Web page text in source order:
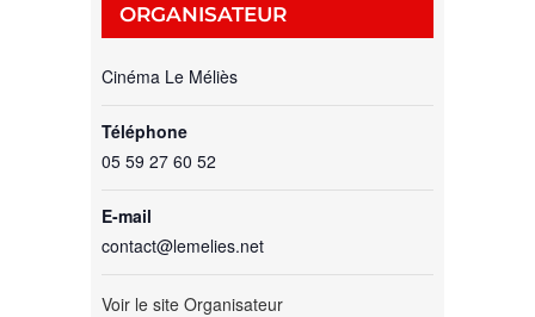
ORGANISATEUR
Cinéma Le Méliès
Téléphone
05 59 27 60 52
E-mail
contact@lemelies.net
Voir le site Organisateur